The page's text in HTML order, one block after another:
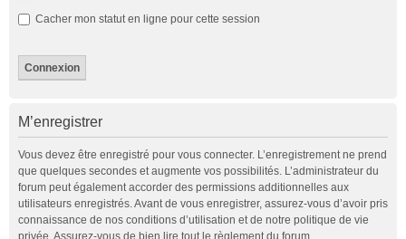
Cacher mon statut en ligne pour cette session
M’enregistrer
Vous devez être enregistré pour vous connecter. L’enregistrement ne prend
que quelques secondes et augmente vos possibilités. L’administrateur du
forum peut également accorder des permissions additionnelles aux
utilisateurs enregistrés. Avant de vous enregistrer, assurez-vous d’avoir pris
connaissance de nos conditions d’utilisation et de notre politique de vie
privée. Assurez-vous de bien lire tout le règlement du forum.